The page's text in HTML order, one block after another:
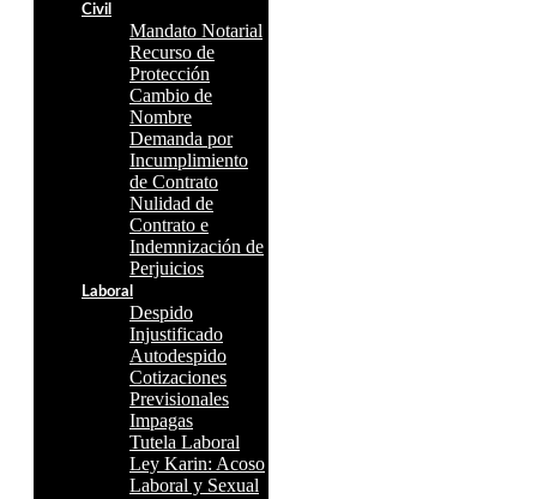
Civil
Mandato Notarial
Recurso de
Protección
Cambio de
Nombre
Demanda por
Incumplimiento
de Contrato
Nulidad de
Contrato e
Indemnización de
Perjuicios
Laboral
Despido
Injustificado
Autodespido
Cotizaciones
Previsionales
Impagas
Tutela Laboral
Ley Karin: Acoso
Laboral y Sexual